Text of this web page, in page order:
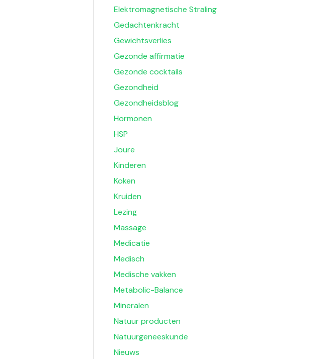
Elektromagnetische Straling
Gedachtenkracht
Gewichtsverlies
Gezonde affirmatie
Gezonde cocktails
Gezondheid
Gezondheidsblog
Hormonen
HSP
Joure
Kinderen
Koken
Kruiden
Lezing
Massage
Medicatie
Medisch
Medische vakken
Metabolic-Balance
Mineralen
Natuur producten
Natuurgeneeskunde
Nieuws